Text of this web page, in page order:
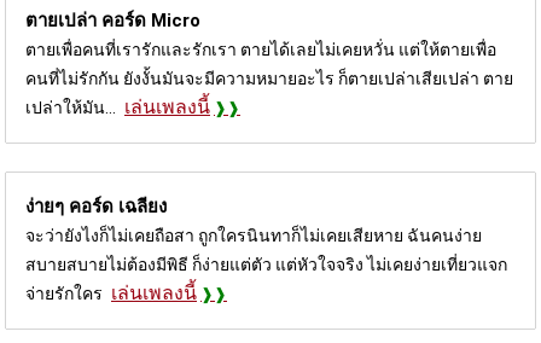
ตายเปล่า คอร์ด Micro
ตายเพื่อคนที่เรารักและรักเรา ตายได้เลยไม่เคยหวั่น แต่ให้ตายเพื่อ
คนที่ไม่รักกัน ยังงั้นมันจะมีความหมายอะไร ก็ตายเปล่าเสียเปล่า ตาย
เปล่าให้มัน... เล่นเพลงนี้
ง่ายๆ คอร์ด เฉลียง
จะว่ายังไงก็ไม่เคยถือสา ถูกใครนินทาก็ไม่เคยเสียหาย ฉันคนง่าย
สบายสบายไม่ต้องมีพิธี ก็ง่ายแต่ตัว แต่หัวใจจริง ไม่เคยง่ายเที่ยวแจก
จ่ายรักใคร เล่นเพลงนี้